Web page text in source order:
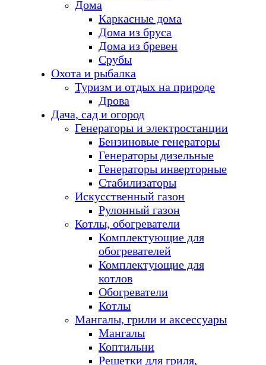
Дома
Каркасные дома
Дома из бруса
Дома из бревен
Срубы
Охота и рыбалка
Туризм и отдых на природе
Дрова
Дача, сад и огород
Генераторы и электростанции
Бензиновые генераторы
Генераторы дизельные
Генераторы инверторные
Стабилизаторы
Искусственный газон
Рулонный газон
Котлы, обогреватели
Комплектующие для
обогревателей
Комплектующие для
котлов
Обогреватели
Котлы
Мангалы, грили и аксессуары
Мангалы
Коптильни
Решетки для гриля,